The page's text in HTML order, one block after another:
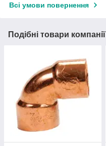
Всі умови повернення
Подібні товари компанії